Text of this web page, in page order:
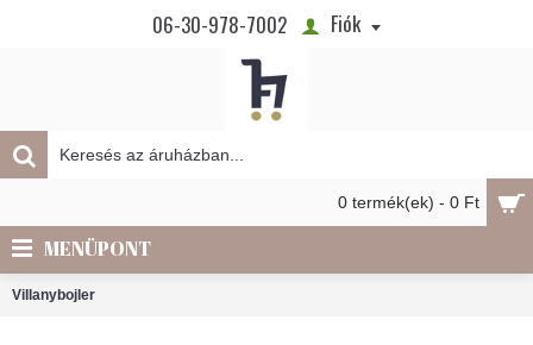
06-30-978-7002 Fiók
0 termék(ek) - 0 Ft
MENÜPONT
Villanybojler